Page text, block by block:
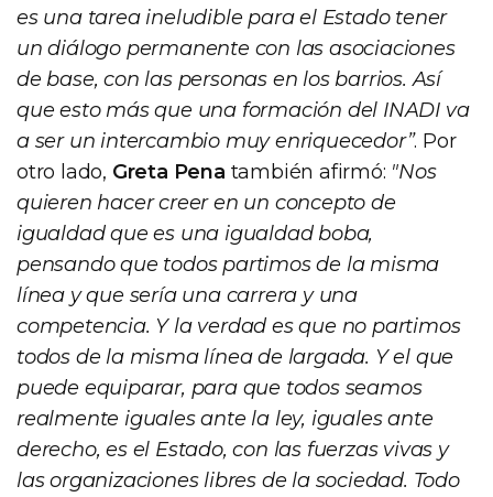
es una tarea ineludible para el Estado tener
un diálogo permanente con las asociaciones
de base, con las personas en los barrios. Así
que esto más que una formación del INADI va
a ser un intercambio muy enriquecedor”. Por
otro lado, Greta Pena también afirmó: "Nos
quieren hacer creer en un concepto de
igualdad que es una igualdad boba,
pensando que todos partimos de la misma
línea y que sería una carrera y una
competencia. Y la verdad es que no partimos
todos de la misma línea de largada. Y el que
puede equiparar, para que todos seamos
realmente iguales ante la ley, iguales ante
derecho, es el Estado, con las fuerzas vivas y
las organizaciones libres de la sociedad. Todo